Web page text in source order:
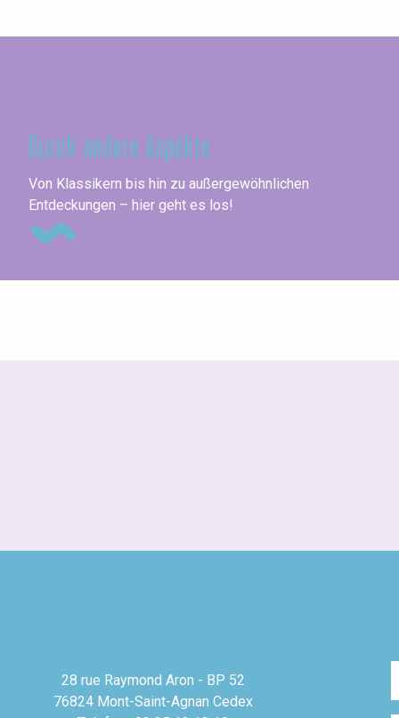
Durch andere Aspekte
Von Klassikern bis hin zu außergewöhnlichen
Entdeckungen – hier geht es los!
28 rue Raymond Aron - BP 52
76824 Mont-Saint-Agnan Cedex